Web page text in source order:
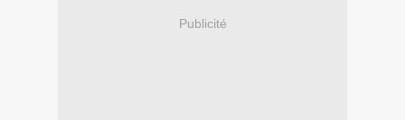
Publicité